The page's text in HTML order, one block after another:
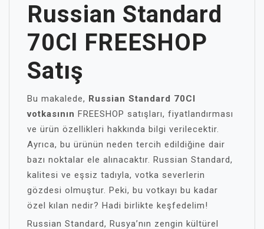
Russian Standard
70Cl FREESHOP
Satış
Bu makalede, Russian Standard 70Cl
votkasının FREESHOP satışları, fiyatlandırması
ve ürün özellikleri hakkında bilgi verilecektir.
Ayrıca, bu ürünün neden tercih edildiğine dair
bazı noktalar ele alınacaktır. Russian Standard,
kalitesi ve eşsiz tadıyla, votka severlerin
gözdesi olmuştur. Peki, bu votkayı bu kadar
özel kılan nedir? Hadi birlikte keşfedelim!
Russian Standard, Rusya’nın zengin kültürel